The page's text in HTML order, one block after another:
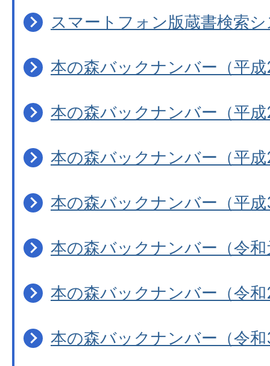
スマートフォン版蔵書検索
本の森バックナンバー（平
本の森バックナンバー（平
本の森バックナンバー（平
本の森バックナンバー（平
本の森バックナンバー（令
本の森バックナンバー（令
本の森バックナンバー（令